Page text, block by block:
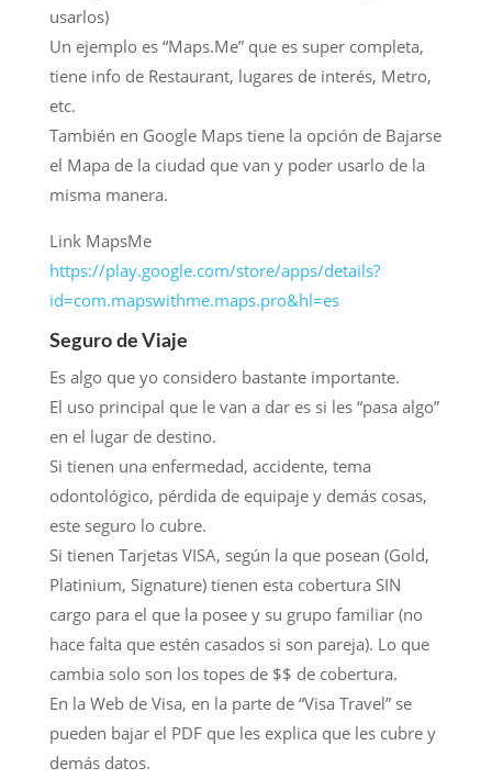
usarlos)
Un ejemplo es “Maps.Me” que es super completa,
tiene info de Restaurant, lugares de interés, Metro,
etc.
También en Google Maps tiene la opción de Bajarse
el Mapa de la ciudad que van y poder usarlo de la
misma manera.
Link MapsMe
https://play.google.com/store/apps/details?
id=com.mapswithme.maps.pro&hl=es
Seguro de Viaje
Es algo que yo considero bastante importante.
El uso principal que le van a dar es si les “pasa algo”
en el lugar de destino.
Si tienen una enfermedad, accidente, tema
odontológico, pérdida de equipaje y demás cosas,
este seguro lo cubre.
Si tienen Tarjetas VISA, según la que posean (Gold,
Platinium, Signature) tienen esta cobertura SIN
cargo para el que la posee y su grupo familiar (no
hace falta que estén casados si son pareja). Lo que
cambia solo son los topes de $$ de cobertura.
En la Web de Visa, en la parte de “Visa Travel” se
pueden bajar el PDF que les explica que les cubre y
demás datos.